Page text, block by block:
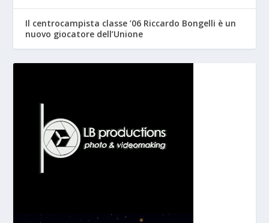
Il centrocampista classe ’06 Riccardo Bongelli è un
nuovo giocatore dell’Unione